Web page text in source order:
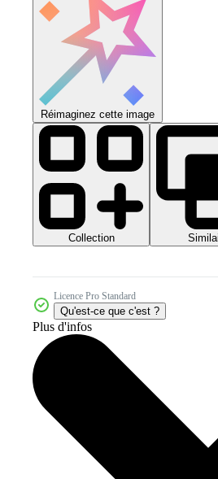
Réimaginez cette image
Collection
Licence Pro Standard
Qu'est-ce que c'est ?
Plus d'infos